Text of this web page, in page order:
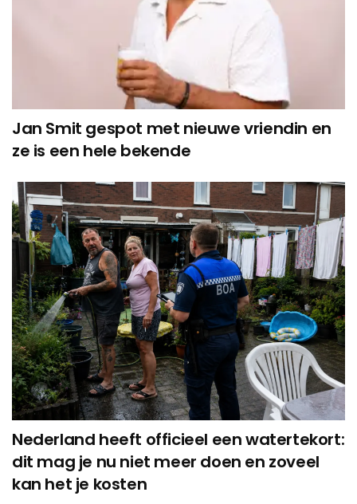
Jan Smit gespot met nieuwe vriendin en
ze is een hele bekende
Nederland heeft officieel een watertekort:
dit mag je nu niet meer doen en zoveel
kan het je kosten